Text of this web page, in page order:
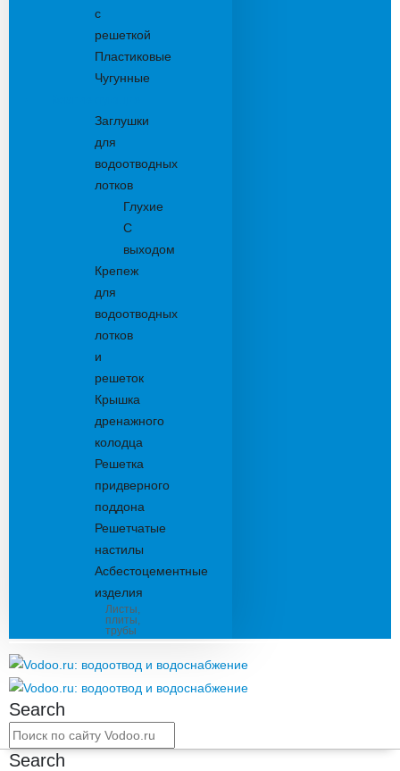
с
решеткой
Пластиковые
Чугунные
Заглушки
для
водоотводных
лотков
Глухие
С
выходом
Крепеж
для
водоотводных
лотков
и
решеток
Крышка
дренажного
колодца
Решетка
придверного
поддона
Решетчатые
настилы
Асбестоцементные
изделия
Листы,
плиты,
трубы
Search
Search